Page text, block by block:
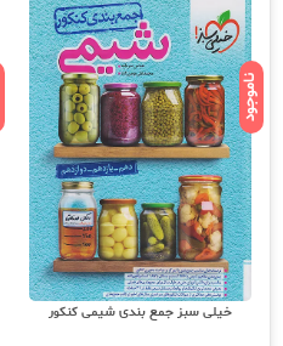
ناموجود
خیلی سبز جمع بندی شیمی کنکور